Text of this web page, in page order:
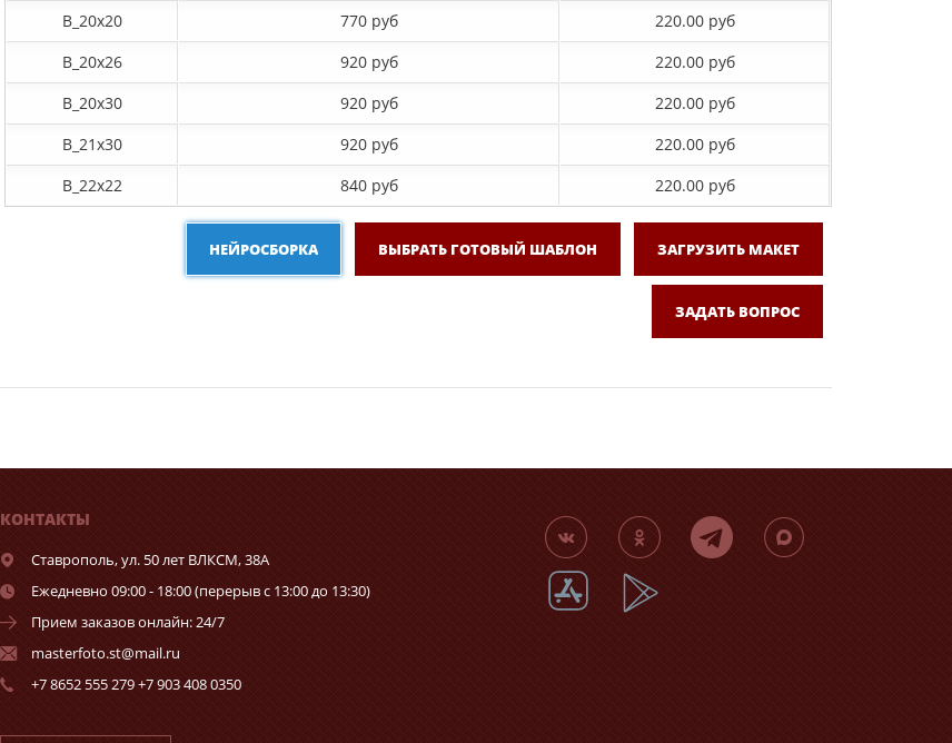
B_20х20
770 руб
220.00 руб
B_20х26
920 руб
220.00 руб
B_20х30
920 руб
220.00 руб
B_21х30
920 руб
220.00 руб
B_22х22
840 руб 220.00 руб
НЕЙРОСБОРКА ВЫБРАТЬ ГОТОВЫЙ ШАБЛОН ЗАГРУЗИТЬ МАКЕТ
ЗАДАТЬ ВОПРОС
КОНТАКТЫ
Ставрополь,ул. 50 лет ВЛКСМ, 38А
Ежедневно 09:00 - 18:00 (перерыв с 13:00 до 13:30)
Прием заказов онлайн: 24/7
masterfoto.st@mail.ru
+7 8652 555 279 +7 903 408 0350